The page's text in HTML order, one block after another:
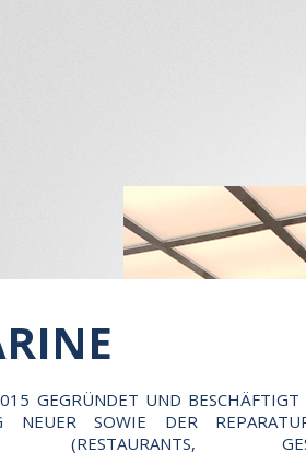
GEGRÜNDET UND
NEUER SOWIE DER
(RESTAURANTS,